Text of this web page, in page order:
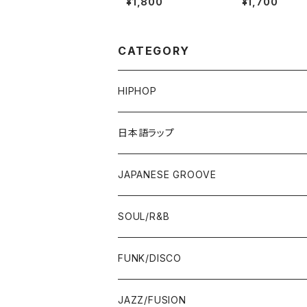
CATEGORY
HIPHOP
12"/7"
80'S OLD SCHOOL
EARLY 90'S MIDDLE〜NEW SCHOOL
LP
80'S OLD SCHOOL
EARLY 90'S MIDDLE〜NEW SCHOOL
日本語ラップ
12"/7"
80'S OLD SCHOOL〜EARLY 90'S
MID〜LATE 90'S
LP
80'S OLD SCHOOL〜EARLY 90'S
MID〜LATE 90'S
CD/TAPE
CD-R/DEMO/SAMPLE
JAPANESE GROOVE
LP
60'S/70'S
80'S
7"/12"
60'S/70'S
SOUL/R&B
LP
60'S/70'S
12"/7"
FUNK/DISCO
LP
JAZZ/FUSION